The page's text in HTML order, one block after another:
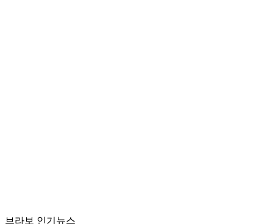
브라보 인기뉴스